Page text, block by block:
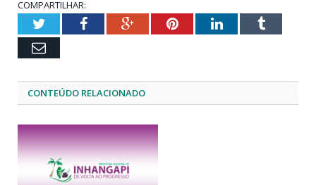
COMPARTILHAR:
TwitterFacebookGoogle+PinterestLinkedInTumblr
Email
CONTEÚDO RELACIONADO